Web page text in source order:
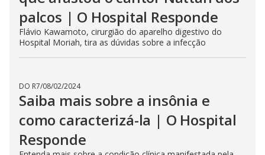
palcos | O Hospital Responde
Flávio Kawamoto, cirurgião do aparelho digestivo do
Hospital Moriah, tira as dúvidas sobre a infecção
DO R7/08/02/2024
Saiba mais sobre a insônia e
como caracterizá-la | O Hospital
Responde